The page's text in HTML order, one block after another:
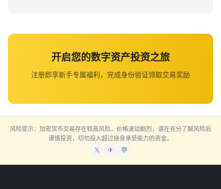
开启您的数字资产投资之旅
注册即享新手专属福利，完成身份验证领取交易奖励
风险提示：加密货币交易存在较高风险，价格波动剧烈，请在充分了解风险后
谨慎投资，切勿投入超过自身承受能力的资金。
𝕏 ✈ 💬